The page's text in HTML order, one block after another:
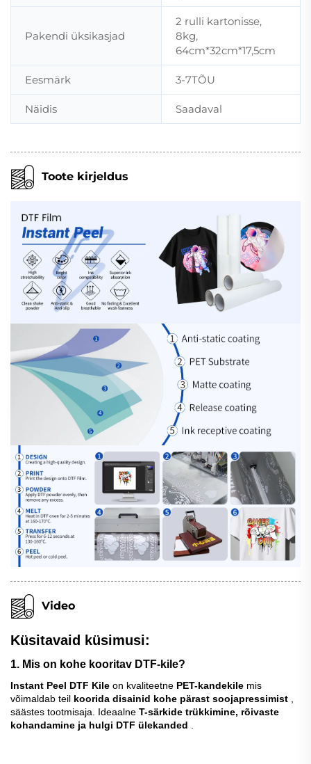
Pakendi üksikasjad
2 rulli kartonisse,
8kg,
64cm*32cm*17,5cm
Eesmärk 3-7TÕU
Näidis Saadaval
Toote kirjeldus
Video
Küsitavaid küsimusi:
1. Mis on kohe kooritav DTF-kile?
Instant Peel DTF Kile on kvaliteetne PET-kandekile mis
võimaldab teil koorida disainid kohe pärast soojapressimist
säästes tootmisaja. Ideaalne T-särkide trükkimine, rõivaste
kohandamine ja hulgi DTF ülekanded